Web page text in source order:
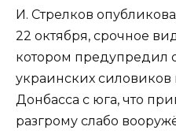
И. Стрелков
22 октября, срочное
котором предупредил
украинских
Донбасса с юга, что
разгрому слабо